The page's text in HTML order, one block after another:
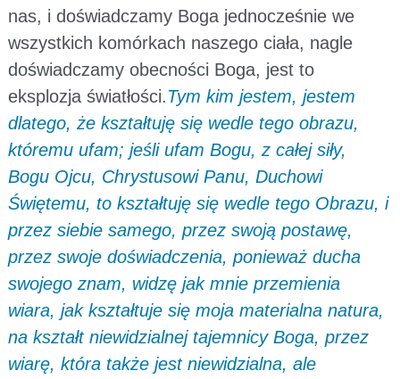
nas, i doświadczamy Boga jednocześnie we
wszystkich komórkach naszego ciała, nagle
doświadczamy obecności Boga, jest to
eksplozja światłości.Tym kim jestem, jestem
dlatego, że kształtuję się wedle tego obrazu,
któremu ufam; jeśli ufam Bogu, z całej siły,
Bogu Ojcu, Chrystusowi Panu, Duchowi
Świętemu, to kształtuję się wedle tego Obrazu, i
przez siebie samego, przez swoją postawę,
przez swoje doświadczenia, ponieważ ducha
swojego znam, widzę jak mnie przemienia
wiara, jak kształtuje się moja materialna natura,
na kształt niewidzialnej tajemnicy Boga, przez
wiarę, która także jest niewidzialna, ale